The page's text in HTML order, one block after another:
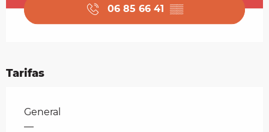
06 85 66 41 ▒▒
Tarifas
Tarifas 2026
General
—